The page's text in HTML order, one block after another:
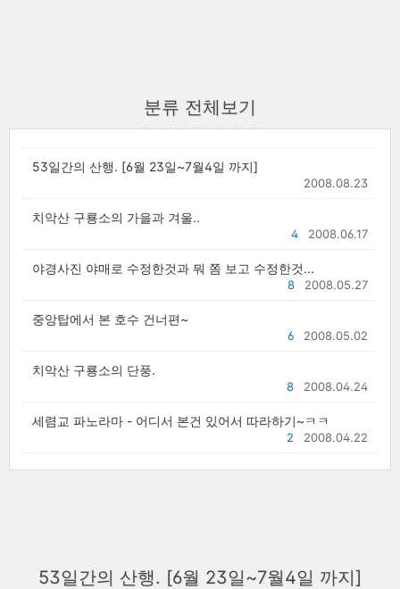
분류 전체보기
53일간의 산행. [6월 23일~7월4일 까지]
2008.08.23
치악산 구룡소의 가을과 겨울..
2008.06.17
4
야경사진 야매로 수정한것과 뭐 쫌 보고 수정한것...
2008.05.27
8
중앙탑에서 본 호수 건너편~
2008.05.02
6
치악산 구룡소의 단풍.
2008.04.24
8
세렴교 파노라마 - 어디서 본건 있어서 따라하기~ㅋㅋ
2008.04.22
2
53일간의 산행. [6월 23일~7월4일 까지]